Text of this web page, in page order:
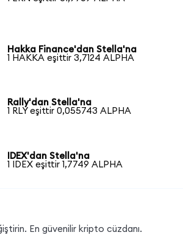
Hakka Finance'dan Stella'na
1 HAKKA eşittir 3,7124 ALPHA
Rally'dan Stella'na
1 RLY eşittir 0,055743 ALPHA
IDEX'dan Stella'na
1 IDEX eşittir 1,7749 ALPHA
En güvenilir kripto cüzdanı.